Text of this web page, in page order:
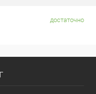
достаточно